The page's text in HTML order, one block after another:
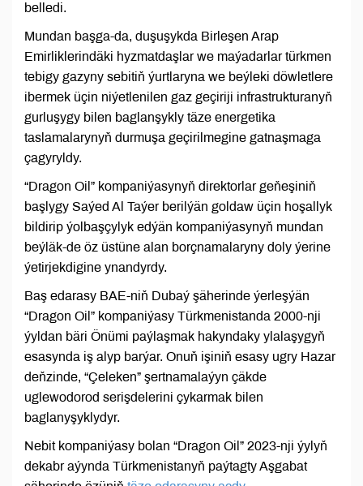
belledi.
Mundan başga-da, duşuşykda Birleşen Arap
Emirliklerindäki hyzmatdaşlar we maýadarlar türkmen
tebigy gazyny sebitiň ýurtlaryna we beýleki döwletlere
ibermek üçin niýetlenilen gaz geçiriji infrastrukturanyň
gurluşygy bilen baglanşykly täze energetika
taslamalarynyň durmuşa geçirilmegine gatnaşmaga
çagyryldy.
“Dragon Oil” kompaniýasynyň direktorlar geňeşiniň
başlygy Saýed Al Taýer berilýän goldaw üçin hoşallyk
bildirip ýolbaşçylyk edýän kompaniýasynyň mundan
beýläk-de öz üstüne alan borçnamalaryny doly ýerine
ýetirjekdigine ynandyrdy.
Baş edarasy BAE-niň Dubaý şäherinde ýerleşýän
“Dragon Oil” kompaniýasy Türkmenistanda 2000-nji
ýyldan bäri Önümi paýlaşmak hakyndaky ylalaşygyň
esasynda iş alyp barýar. Onuň işiniň esasy ugry Hazar
deňzinde, “Çeleken” şertnamalaýyn çäkde
uglewodorod serişdelerini çykarmak bilen
baglanyşyklydyr.
Nebit kompaniýasy bolan “Dragon Oil” 2023-nji ýylyň
dekabr aýynda Türkmenistanyň paýtagty Aşgabat